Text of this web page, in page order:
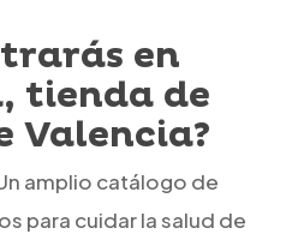
en
tienda de
Valencia?
amplio catálogo de
para cuidar la salud de